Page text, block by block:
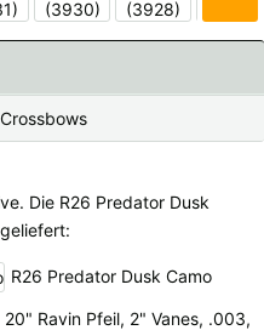
Die R26 Predator Dusk
R26 Predator Dusk Camo
Ravin Pfeil, 2" Vanes, .003,
Slowakei |€
Spanien |€